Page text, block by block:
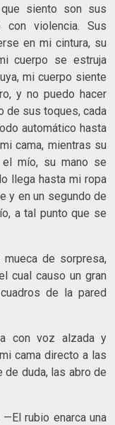
siento son sus
violencia. Sus
en mi cintura, su
cuerpo se estruja
mi cuerpo siente
y no puedo hacer
de sus toques, cada
automático hasta
cama, mientras su
mío, su mano se
llega hasta mi ropa
y en un segundo de
a tal punto que se
de sorpresa,
cual causo un gran
de la pared
con voz alzada y
cama directo a las
de duda, las abro de
rubio enarca una